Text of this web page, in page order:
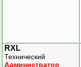
RXL
Технический
Администратор